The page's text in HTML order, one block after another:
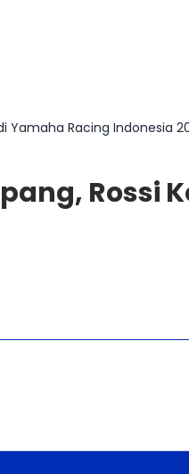
Yamaha Racing Indonesia
Rossi